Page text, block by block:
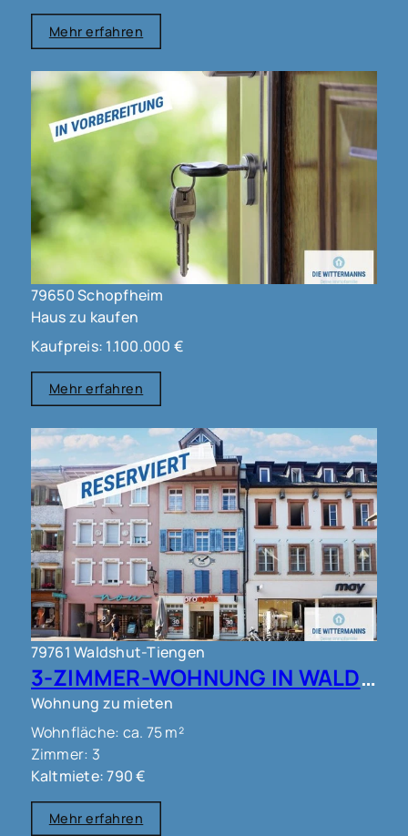
Mehr erfahren
79650 Schopfheim
Haus zu kaufen
Kaufpreis: 1.100.000 €
Mehr erfahren
79761 Waldshut-Tiengen
3-ZIMMER-WOHNUNG IN WALDSHUT !!!
Wohnung zu mieten
Wohnfläche: ca. 75 m²
Zimmer: 3
Kaltmiete: 790 €
Mehr erfahren